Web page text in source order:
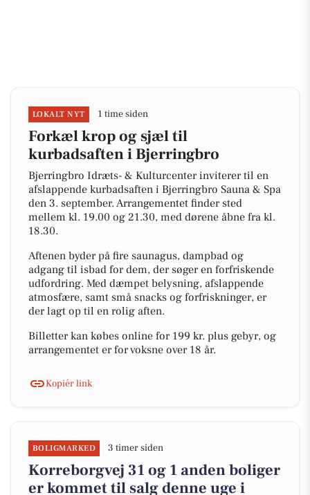
LOKALT NYT 1 time siden
Forkæl krop og sjæl til
kurbadsaften i Bjerringbro
Bjerringbro Idræts- & Kulturcenter inviterer til en
afslappende kurbadsaften i Bjerringbro Sauna & Spa
den 3. september. Arrangementet finder sted
mellem kl. 19.00 og 21.30, med dørene åbne fra kl.
18.30.
Aftenen byder på fire saunagus, dampbad og
adgang til isbad for dem, der søger en forfriskende
udfordring. Med dæmpet belysning, afslappende
atmosfære, samt små snacks og forfriskninger, er
der lagt op til en rolig aften.
Billetter kan købes online for 199 kr. plus gebyr, og
arrangementet er for voksne over 18 år.
Kopiér link
BOLIGMARKED 3 timer siden
Korreborgvej 31 og 1 anden boliger
er kommet til salg denne uge i